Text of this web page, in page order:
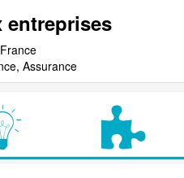
entreprises
Assurance